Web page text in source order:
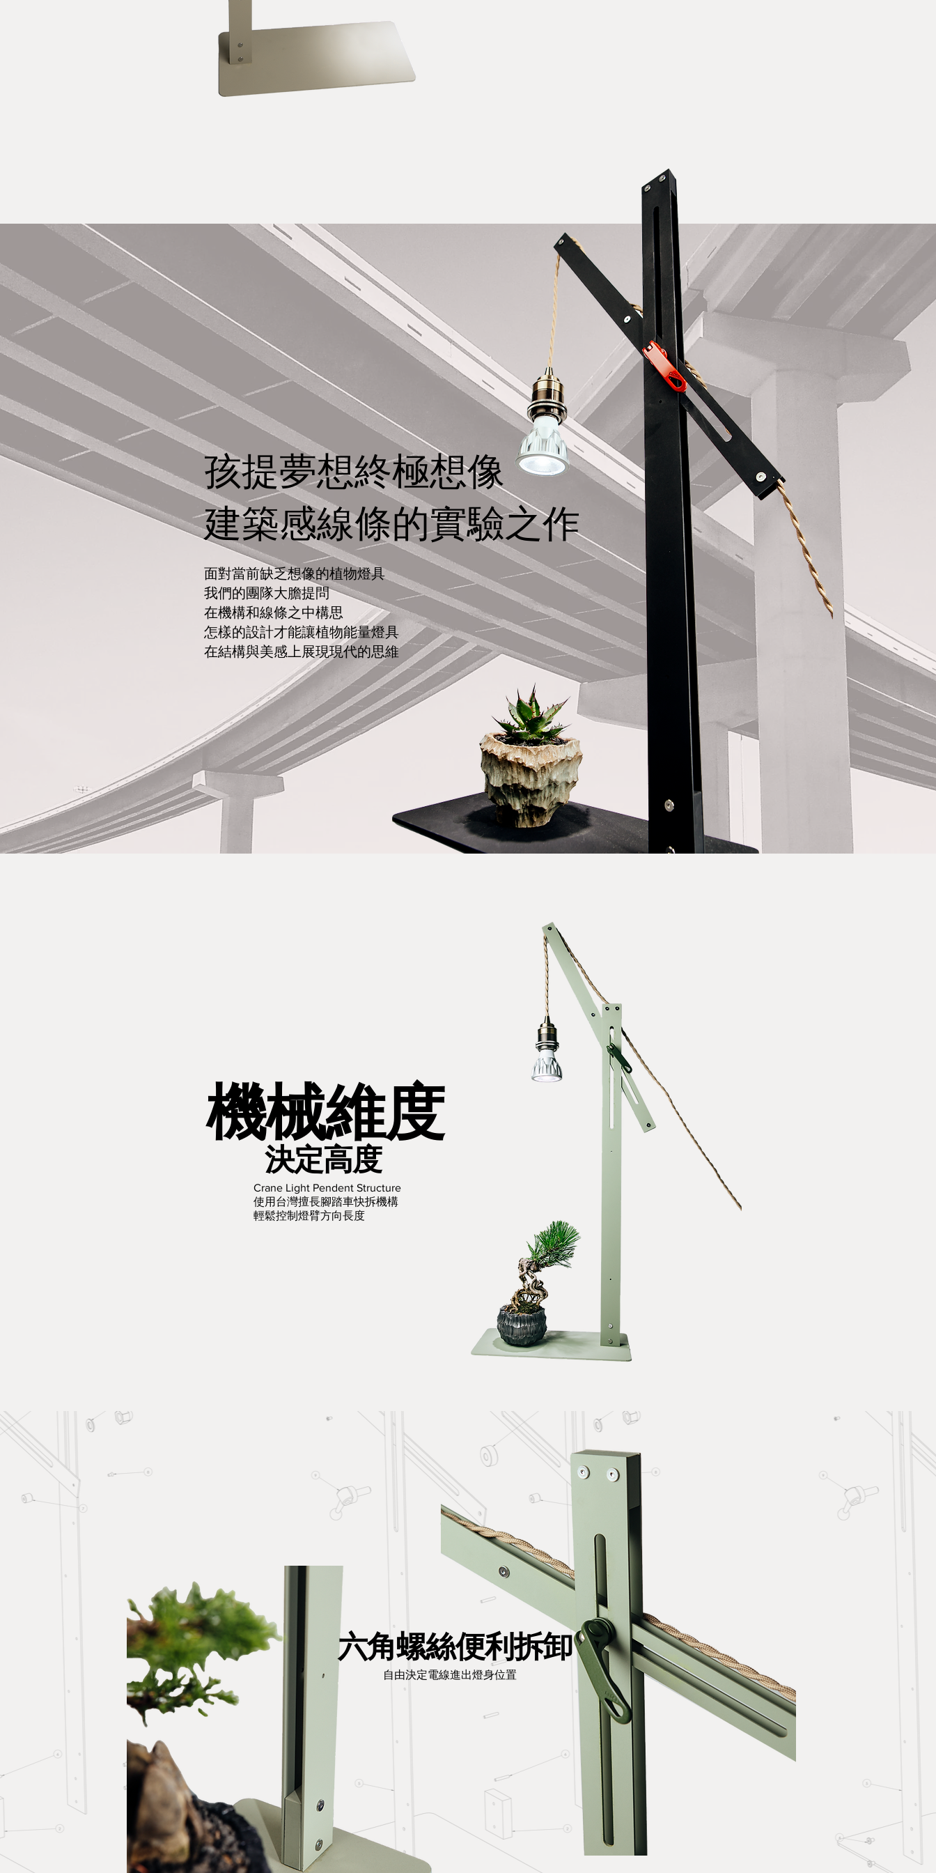
孩提夢想終極想像
​建築感線條的實驗之作
面對當前缺乏想像的植物燈具
我們的團隊大膽提問
在機構和線條之中構思
​怎樣的設計才能讓植物能量燈具
​在結構與美感上展現現代的思維
機械維度
決定高度
​Crane Light Pendent Structure
使用台灣擅長腳踏車快拆機構
輕鬆控制燈臂方向長度
​自由決定電線進出燈身位置
六角螺絲便利拆卸